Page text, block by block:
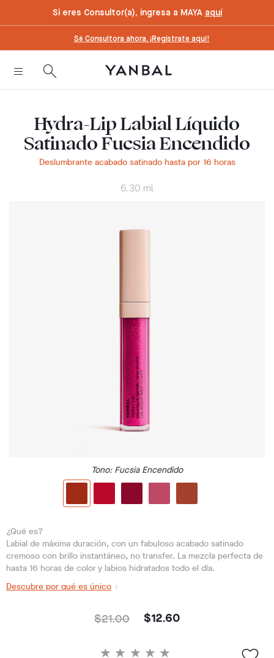
Si eres Consultor(a), ingresa a MAYA aquí
Sé Consultora ahora. ¡Regístrate aquí!
Hydra-Lip Labial Líquido
Satinado Fucsia Encendido
Deslumbrante acabado satinado hasta por 16 horas
6.30 ml
Tono: Fucsia Encendido
¿Qué es?
Labial de máxima duración, con un fabuloso acabado satinado
cremoso con brillo instantáneo, no transfer. La mezcla perfecta de
hasta 16 horas de color y labios hidratados todo el día.
Descubre por qué es único
$21.00 $12.60